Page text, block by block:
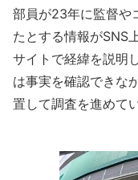
部員が23年に監督や
たとする情報がSNS
サイトで経緯を説明
は事実を確認できな
置して調査を進めて